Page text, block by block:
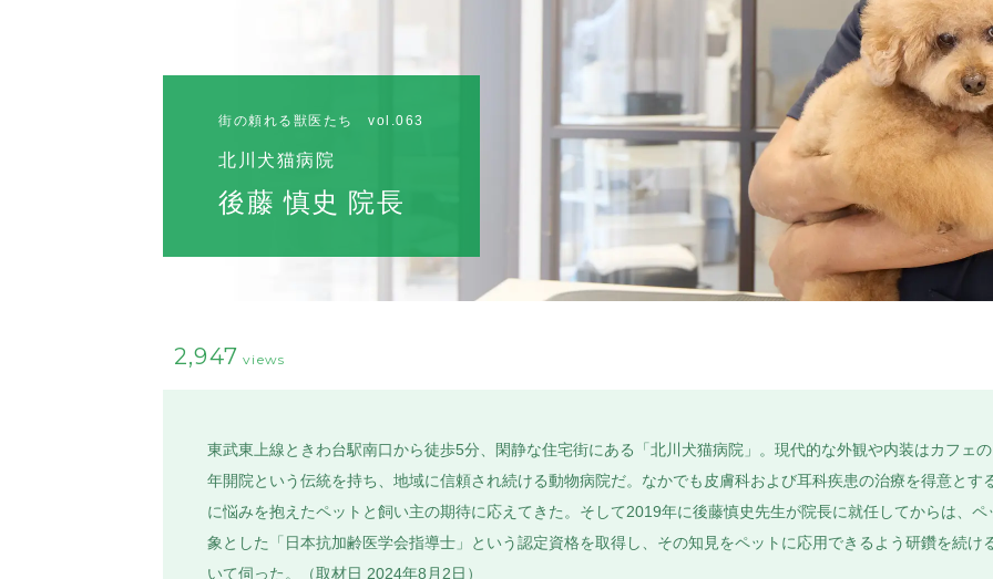
街の頼れる獣医たち vol.063
北川犬猫病院
後藤 慎史 院長
2,947 views
東武東上線ときわ台駅南口から徒歩5分、閑静な住宅街にある「北川犬猫病院」。現代的な外観や内装はカフェ
年開院という伝統を持ち、地域に信頼され続ける動物病院だ。なかでも皮膚科および耳科疾患の治療を得意とす
に悩みを抱えたペットと飼い主の期待に応えてきた。そして2019年に後藤慎史先生が院長に就任してからは、
象とした「日本抗加齢医学会指導士」という認定資格を取得し、その知見をペットに応用できるよう研鑽を続け
いて伺った。（取材日 2024年8月2日）